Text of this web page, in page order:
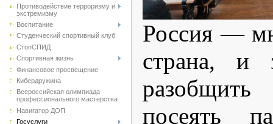
Противодействие терроризму и
экстремизму
Воспитание
Студенческий спортивный клуб
CтопСПИД
Спортивная жизнь
Финансовое просвещение
Кибердружина
Всероссийская олимпиада
профессионального мастерства
Навигатор ДОП
Госуслуги
Россия —
страна, и
посеять